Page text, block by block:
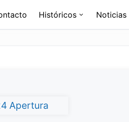
Históricos Noticias
Apertura